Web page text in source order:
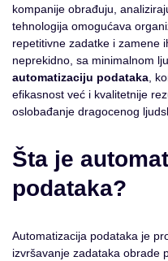
kompanije obrađuju,
tehnologija omogućava
repetitivne zadatke i zamene
neprekidno, sa minimalnom
automatizaciju podataka ,
efikasnost već i kvalitetnije
oslobađanje dragocenog
Šta je
podataka?
Automatizacija podataka je
izvršavanje zadataka obrade